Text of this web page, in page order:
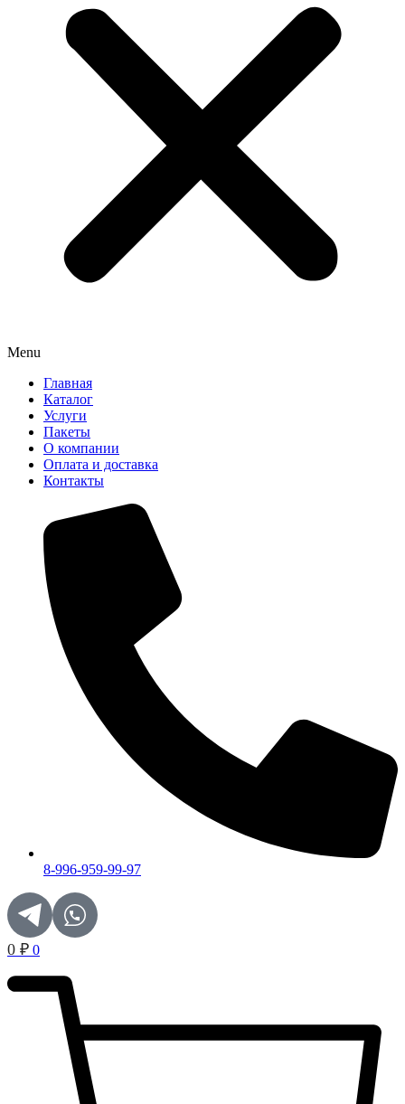
Menu
Главная
Каталог
Услуги
Пакеты
О компании
Оплата и доставка
Контакты
8-996-959-99-97
0 ₽ 0